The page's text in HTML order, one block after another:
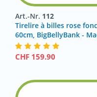
Art.-Nr. 112
Tirelire à billes rose
60cm, BigBellyBank -
CHF 159.90